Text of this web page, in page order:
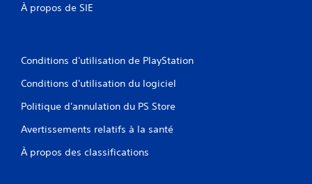
À propos de SIE
Conditions d'utilisation de PlayStation
Conditions d'utilisation du logiciel
Politique d'annulation du PS Store
Avertissements relatifs à la santé
À propos des classifications